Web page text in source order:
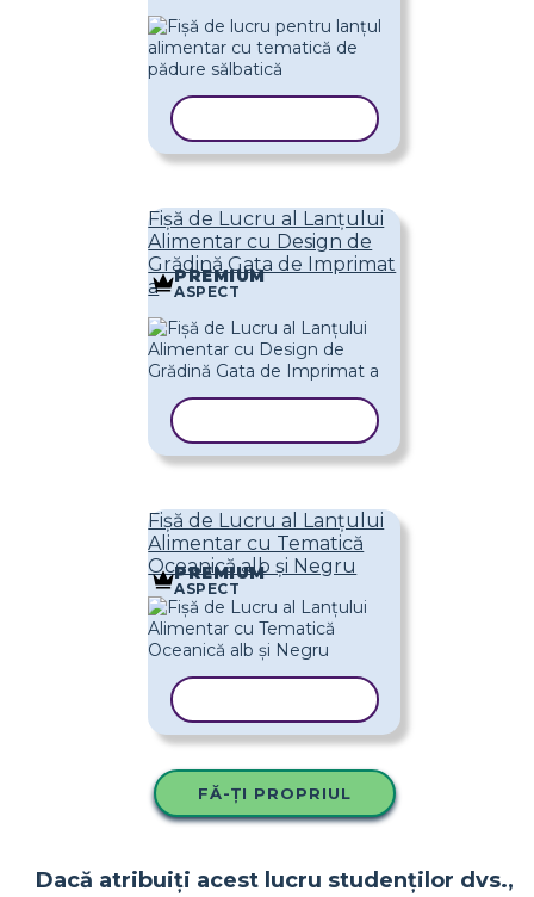
Fișă de Lucru al Lanțului
Alimentar cu Design de
Grădină Gata de Imprimat
a
PREMIUM
ASPECT
Fișă de Lucru al Lanțului
Alimentar cu Tematică
Oceanică alb și Negru
PREMIUM
ASPECT
FĂ-ȚI PROPRIUL
Dacă atribuiți acest lucru studenților dvs.,